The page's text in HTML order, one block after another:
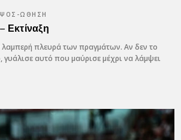
ΏΘΗΣΗ
Εκτίναξη
λαμπερή πλευρά των πραγμάτων. Αν δεν το
γυάλισε αυτό που μαύρισε μέχρι να λάμψει